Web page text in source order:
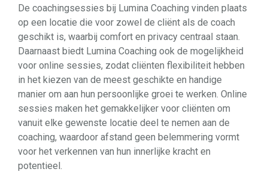
De coachingsessies bij Lumina Coaching vinden plaats
op een locatie die voor zowel de cliënt als de coach
geschikt is, waarbij comfort en privacy centraal staan.
Daarnaast biedt Lumina Coaching ook de mogelijkheid
voor online sessies, zodat cliënten flexibiliteit hebben
in het kiezen van de meest geschikte en handige
manier om aan hun persoonlijke groei te werken. Online
sessies maken het gemakkelijker voor cliënten om
vanuit elke gewenste locatie deel te nemen aan de
coaching, waardoor afstand geen belemmering vormt
voor het verkennen van hun innerlijke kracht en
potentieel.